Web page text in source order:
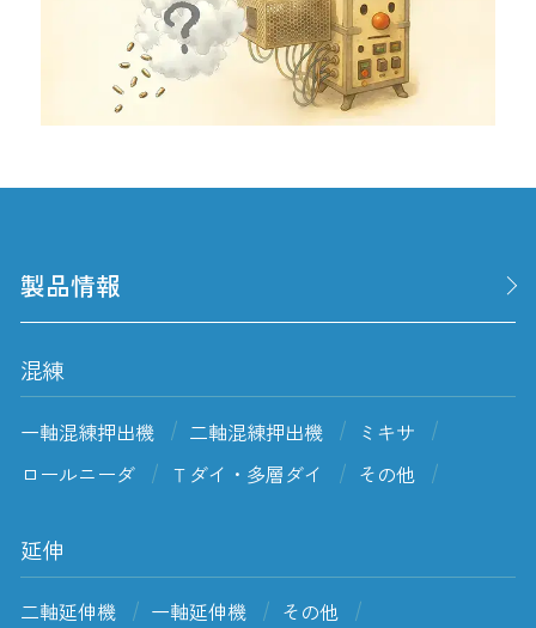
製品情報
混練
一軸混練押出機 二軸混練押出機
ミキサ
ロールニーダ
Ｔダイ・多層ダイ その他
延伸
二軸延伸機 一軸延伸機 その他